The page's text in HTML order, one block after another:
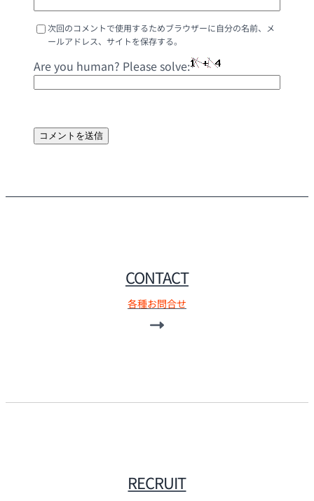
次回のコメントで使用するためブラウザーに自分の名前、メ
ールアドレス、サイトを保存する。
Are you human? Please solve:
CONTACT
各種お問合せ
RECRUIT